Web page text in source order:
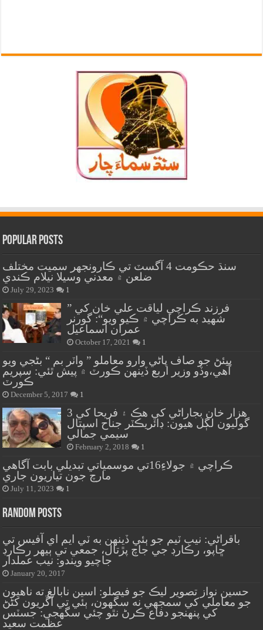
Popular Posts
سنڌ حڪومت 4 آگسٽ تي ڪارونجهر سميت مختلف
ضلعن ۾ معدني وسيلا نيلام ڪندي
July 29, 2023 1
” فرزند ڪراچي لياقت علي خان کي
شهيد به ڪراچي ۾ ڪيو ويو“: گورنر
عمران اسماعيل
October 17, 2021 1
پيئڻ جو صاف پاڻي وارو معاملو ” واٽر بم “ بڻجي ويو
آهي،وڏو وزير اربع ڏينهن ڪورٽ ۾ پيش ٿئي: سپريم
ڪورٽ
December 5, 2017 1
هزار خان بجاراڻي کي هڪ ۽ فريحا کي 3
گوليون لڳل هيون: ڊائريڪٽر جناح اسپتال
سيمي جمالي
February 2, 2018 1
ڪراچي ۾ جولاءِ16تي موسمياتي تبديلي بابت آگاهي
مارچ جون تياريون جاري
July 11, 2023 1
Random Posts
باقراڻي: نيب ٽيم جو ٻئي ڏينهن به ٽي ايم اي آفيس تي
ڇاپو، رڪارڊ جي جاچ پڙتال، جمعي تي ٻيهر رڪارڊ
جاچيو ويندو: نيب عملدار
January 20, 2017
حسين نواز تصوير ليڪ جو فيصلو: اسين نابالغ ته ناهيون
جو معاملي کي سمجهي نه سگهون، ٻئي تي آڱريون کڻڻ
کي پنهنجو دفاع ڪرڻ نٿو چئي سگهجي: جسٽس
عظمت سعيد